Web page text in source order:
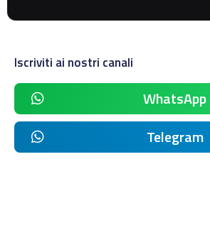
Iscriviti ai nostri canali
WhatsApp
Telegram